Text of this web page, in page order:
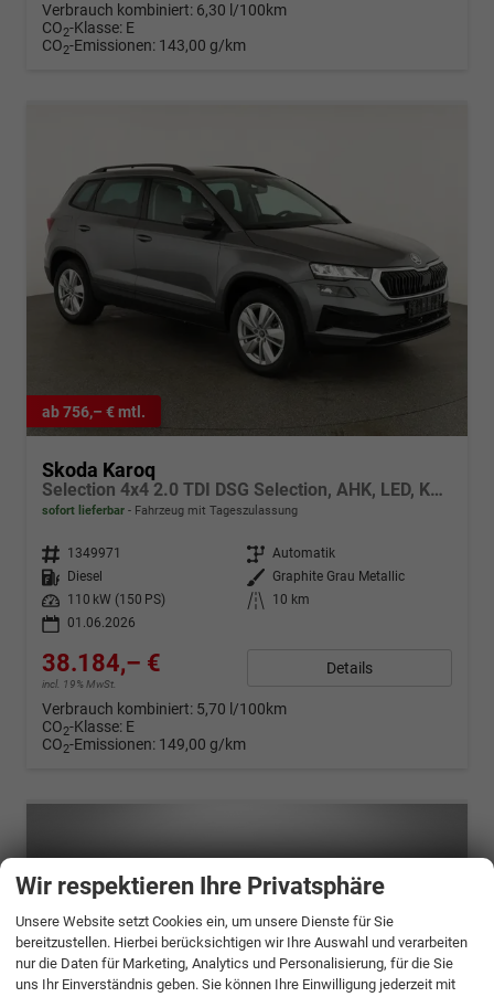
Verbrauch kombiniert: 6,30 l/100km
CO2-Klasse: E
CO2-Emissionen: 143,00 g/km
ab 756,– € mtl.
Skoda Karoq
Selection 4x4 2.0 TDI DSG Selection, AHK, LED, Kamera, Winter, el. Klappe, 4 J.-Garantie
sofort lieferbar Fahrzeug mit Tageszulassung
Fahrzeugnr. 1349971 Getriebe Automatik
Kraftstoff
Diesel Außenfarbe
Graphite Grau Metallic
Leistung
110 kW (150 PS) Kilometerstand
10 km
01.06.2026
38.184,– €
incl. 19% MwSt.
Details
Verbrauch kombiniert: 5,70 l/100km
CO2-Klasse: E
CO2-Emissionen: 149,00 g/km
Wir respektieren Ihre Privatsphäre
Unsere Website setzt Cookies ein, um unsere Dienste für Sie
bereitzustellen. Hierbei berücksichtigen wir Ihre Auswahl und verarbeiten
nur die Daten für Marketing, Analytics und Personalisierung, für die Sie
uns Ihr Einverständnis geben. Sie können Ihre Einwilligung jederzeit mit